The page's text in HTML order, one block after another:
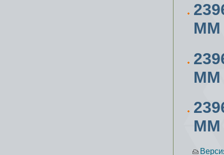
ММ
ММ
ММ